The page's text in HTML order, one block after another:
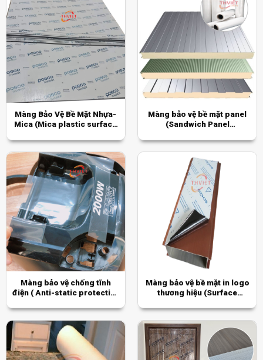
Màng Bảo Vệ Bề Mặt Nhựa-
Mica (Mica plastic surface
Màng bảo vệ bề mặt panel
(Sandwich Panel
Màng bảo vệ chống tĩnh
điện ( Anti-static protective
Màng bảo vệ bề mặt in logo
thương hiệu (Surface
brand logo)